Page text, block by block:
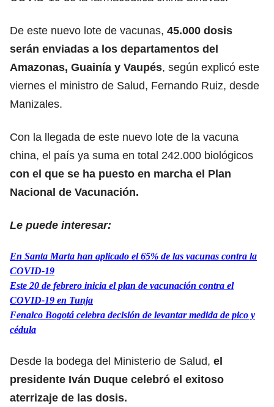
De este nuevo lote de vacunas, 45.000 dosis
serán enviadas a los departamentos del
Amazonas, Guainía y Vaupés, según explicó este
viernes el ministro de Salud, Fernando Ruiz, desde
Manizales.
Con la llegada de este nuevo lote de la vacuna
china, el país ya suma en total 242.000 biológicos
con el que se ha puesto en marcha el Plan
Nacional de Vacunación.
Le puede interesar:
En Santa Marta han aplicado el 65% de las vacunas contra la
COVID-19
Este 20 de febrero inicia el plan de vacunación contra el
COVID-19 en Tunja
Fenalco Bogotá celebra decisión de levantar medida de pico y
cédula
Desde la bodega del Ministerio de Salud, el
presidente Iván Duque celebró el exitoso
aterrizaje de las dosis.